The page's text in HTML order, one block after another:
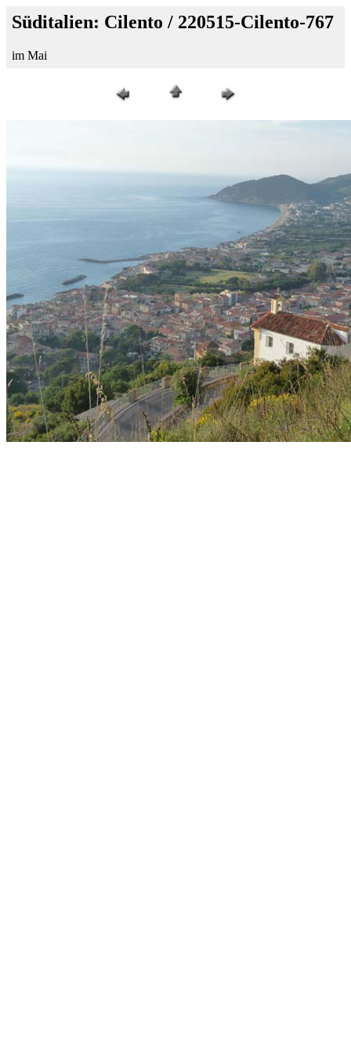
Süditalien: Cilento / 220515-Cilento-767
im Mai